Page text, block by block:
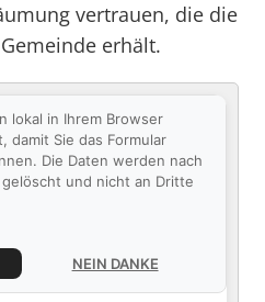
vertrauen, die die
erhält.
lokal in Ihrem Browser
damit Sie das Formular
Die Daten werden nach
und nicht an Dritte
NEIN DANKE